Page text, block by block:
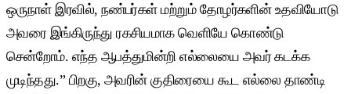
ஒருநாள் இரவில், நண்பர்கள் மற்றும் தோழர்களின் உதவியோடு
அவரை இங்கிருந்து ரகசியமாக வெளியே கொண்டு
சென்றோம். எந்த ஆபத்துமின்றி எல்லையை அவர் கடக்க
முடிந்தது.” பிறகு, அவரின் குதிரையை கூட எல்லை தாண்டி